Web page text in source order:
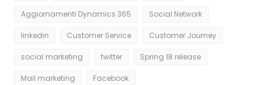
Aggiornamenti Dynamics 365 Social Network
linkedin Customer Service Customer Journey
social marketing twitter Spring 18 release
Mail marketing Facebook